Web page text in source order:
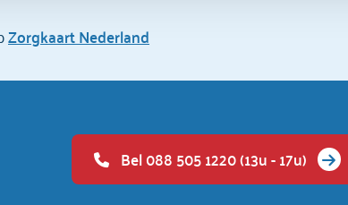
Zorgkaart Nederland
Bel 088 505 1220 (13u - 17u)